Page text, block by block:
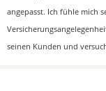
angepasst. Ich fühle mich
seinen Kunden und